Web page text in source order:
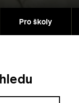
Pro školy